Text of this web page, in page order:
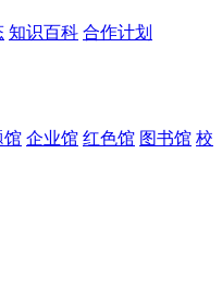
知识百科 合作计划
馆 企业馆 红色馆 图书馆 校